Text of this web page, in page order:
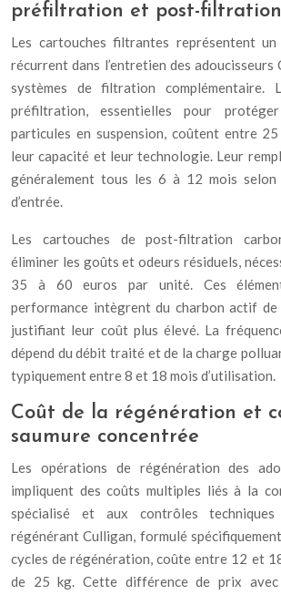
préfiltration et post-
Les cartouches filtrantes représentent
récurrent dans l’entretien des adoucisseurs
systèmes de filtration complémentaire.
préfiltration, essentielles pour
particules en suspension, coûtent entre
leur capacité et leur technologie. Leur
généralement tous les 6 à 12 mois selon
d’entrée.
Les cartouches de post-filtration
éliminer les goûts et odeurs résiduels,
35 à 60 euros par unité. Ces
performance intègrent du charbon actif de
justifiant leur coût plus élevé. La
dépend du débit traité et de la charge
typiquement entre 8 et 18 mois d’utilisation.
Coût de la régénération et
saumure concentrée
Les opérations de régénération des
impliquent des coûts multiples liés à la
spécialisé et aux contrôles
régénérant Culligan, formulé
cycles de régénération, coûte entre 12 et
de 25 kg. Cette différence de prix avec